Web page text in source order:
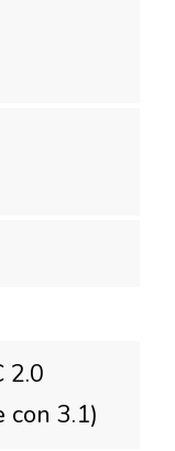
2.0
con 3.1)